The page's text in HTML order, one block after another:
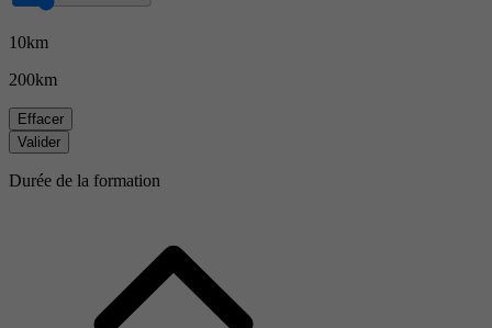
10km
200km
Effacer
Valider
Durée de la formation